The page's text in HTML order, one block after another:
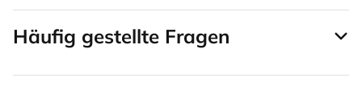
Häufig gestellte Fragen